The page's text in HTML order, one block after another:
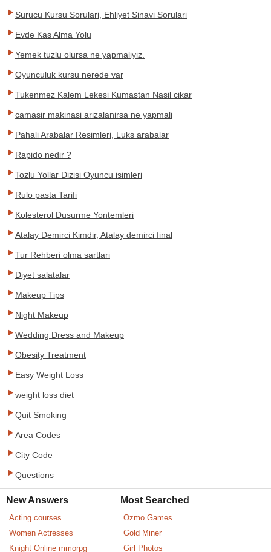
Surucu Kursu Sorulari, Ehliyet Sinavi Sorulari
Evde Kas Alma Yolu
Yemek tuzlu olursa ne yapmaliyiz.
Oyunculuk kursu nerede var
Tukenmez Kalem Lekesi Kumastan Nasil cikar
camasir makinasi arizalanirsa ne yapmali
Pahali Arabalar Resimleri, Luks arabalar
Rapido nedir ?
Tozlu Yollar Dizisi Oyuncu isimleri
Rulo pasta Tarifi
Kolesterol Dusurme Yontemleri
Atalay Demirci Kimdir, Atalay demirci final
Tur Rehberi olma sartlari
Diyet salatalar
Makeup Tips
Night Makeup
Wedding Dress and Makeup
Obesity Treatment
Easy Weight Loss
weight loss diet
Quit Smoking
Area Codes
City Code
Questions
New Answers
Acting courses
Women Actresses
Knight Online mmorpg
Most Searched
Ozmo Games
Gold Miner
Girl Photos